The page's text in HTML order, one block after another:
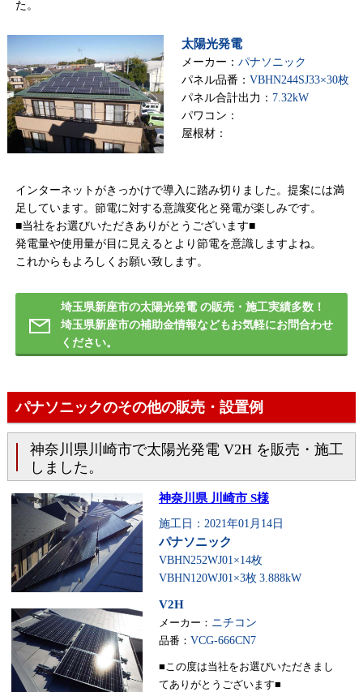
た。
太陽光発電
メーカー： パナソニック
パネル品番： VBHN244SJ33×30枚
パネル合計出力： 7.32kW
パワコン：
屋根材：
インターネットがきっかけで導入に踏み切りました。提案には満
足しています。節電に対する意識変化と発電が楽しみです。
■当社をお選びいただきありがとうございます■
発電量や使用量が目に見えるとより節電を意識しますよね。
これからもよろしくお願い致します。
埼玉県新座市の太陽光発電 の販売・施工実績多数！
埼玉県新座市の補助金情報などもお気軽にお問合わせ
ください。
パナソニックのその他の販売・設置例
神奈川県川崎市で太陽光発電 V2H を販売・施工
しました。
神奈川県 川崎市 S様
施工日：2021年01月14日
パナソニック
VBHN252WJ01×14枚
VBHN120WJ01×3枚 3.888kW
V2H
メーカー： ニチコン
品番： VCG-666CN7
■この度は当社をお選びいただきまし
てありがとうございます■